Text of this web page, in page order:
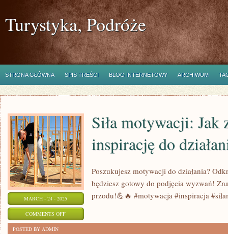
Turystyka, Podróże
STRONA GŁÓWNA SPIS TREŚCI BLOG INTERNETOWY ARCHIWUM
MARCH - 24 - 2025
COMMENTS OFFON
Siła motywacji: Jak
inspirację do
Poszukujesz motywacji do działania?
będziesz gotowy do podjęcia wyzwań!
przodu!💪🔥 #motywacja #inspiracja
POSTED BY ADMIN